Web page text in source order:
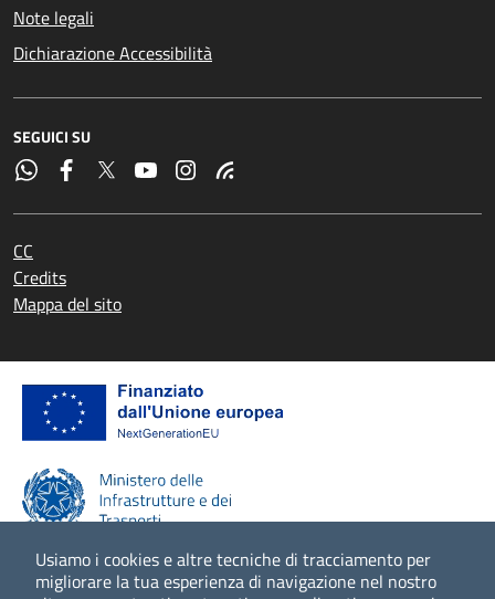
Usiamo i cookies e altre tecniche di tracciamento per
migliorare la tua esperienza di navigazione nel nostro
Note legali
Dichiarazione Accessibilità
SEGUICI SU
CC
Credits
Mappa del sito